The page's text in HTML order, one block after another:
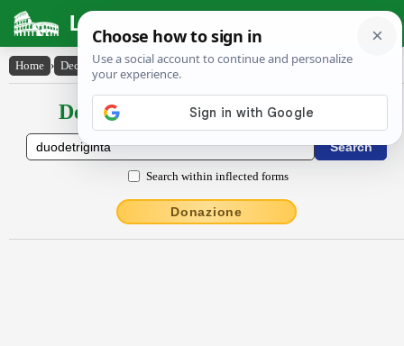
Latin Dictionary
Home › Declensions / Conjugations › dŭŏdētrīgintā
Declensions / Conjugations latin
Search within inflected forms
Donazione